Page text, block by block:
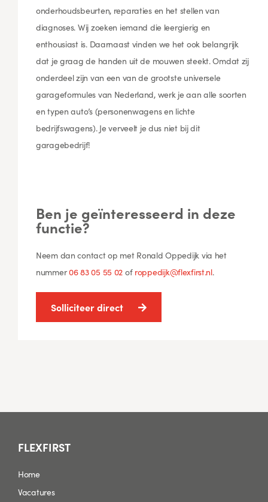
onderhoudsbeurten, reparaties en het stellen van
diagnoses. Wij zoeken iemand die leergierig en
enthousiast is. Daarnaast vinden we het ook belangrijk
dat je graag de handen uit de mouwen steekt. Omdat zij
onderdeel zijn van een van de grootste universele
garageformules van Nederland, werk je aan alle soorten
en typen auto’s (personenwagens en lichte
bedrijfswagens). Je verveelt je dus niet bij dit
garagebedrijf!
Ben je geïnteresseerd in deze
functie?
Neem dan contact op met Ronald Oppedijk via het
nummer06 83 05 55 02 of roppedijk@flexfirst.nl.
Solliciteer direct
FLEXFIRST
Home
Vacatures